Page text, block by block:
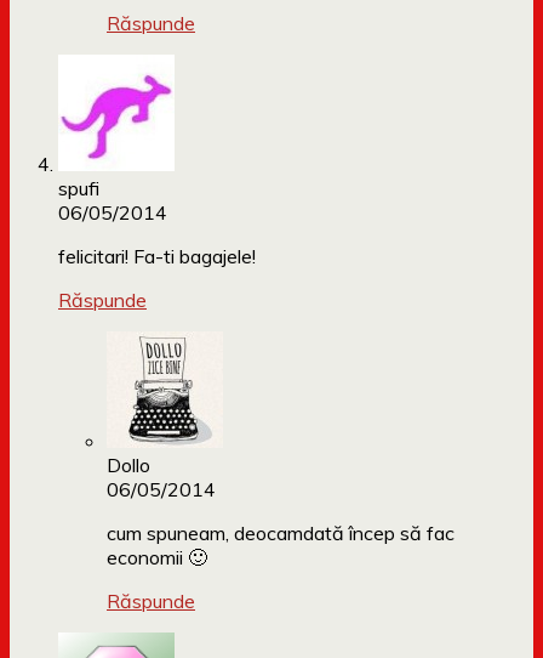
Răspunde
spufi
06/05/2014
felicitari! Fa-ti bagajele!
Răspunde
Dollo
06/05/2014
cum spuneam, deocamdată încep să fac
economii 🙂
Răspunde